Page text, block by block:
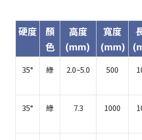
硬度
顏
色
高度
(mm)
寬度
(mm)
35° 綠 2.0~5.0 500
35° 綠 7.3 1000